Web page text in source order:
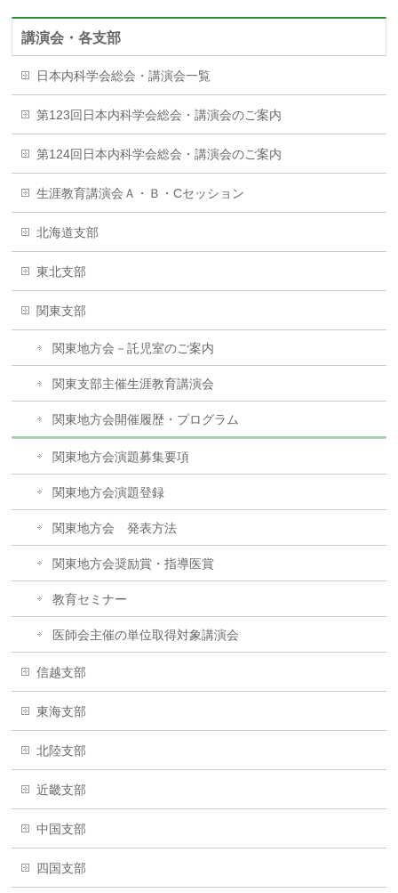
講演会・各支部
日本内科学会総会・講演会一覧
第123回日本内科学会総会・講演会のご案内
第124回日本内科学会総会・講演会のご案内
生涯教育講演会Ａ・Ｂ・Cセッション
北海道支部
東北支部
関東支部
関東地方会－託児室のご案内
関東支部主催生涯教育講演会
関東地方会開催履歴・プログラム
関東地方会演題募集要項
関東地方会演題登録
関東地方会 発表方法
関東地方会奨励賞・指導医賞
教育セミナー
医師会主催の単位取得対象講演会
信越支部
東海支部
北陸支部
近畿支部
中国支部
四国支部